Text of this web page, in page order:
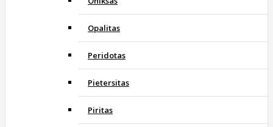
Opalitas
Peridotas
Pietersitas
Piritas